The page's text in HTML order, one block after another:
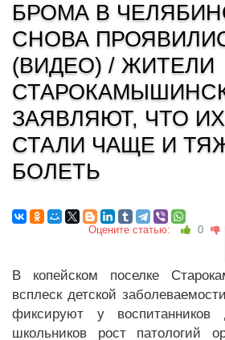
БРОМА В
СНОВА
(ВИДЕО) / ЖИТЕЛИ
ЗАЯВЛЯЮТ, ЧТО
СТАЛИ ЧАЩЕ И
БОЛЕТЬ
Оцените статью: 0
В копейском поселке
всплеск детской
фиксируют у воспитанников
школьников рост патологий